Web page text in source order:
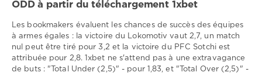
ODD à partir du téléchargement 1xbet
Les bookmakers évaluent les chances de succès des équipes
à armes égales : la victoire du Lokomotiv vaut 2,7, un match
nul peut être tiré pour 3,2 et la victoire du PFC Sotchi est
attribuée pour 2,8. 1xbet ne s'attend pas à une extravagance
de buts : "Total Under (2,5)" - pour 1,83, et "Total Over (2,5)" -